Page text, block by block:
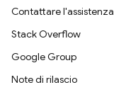
Contattare l'assistenza
Stack Overflow
Google Group
Note di rilascio